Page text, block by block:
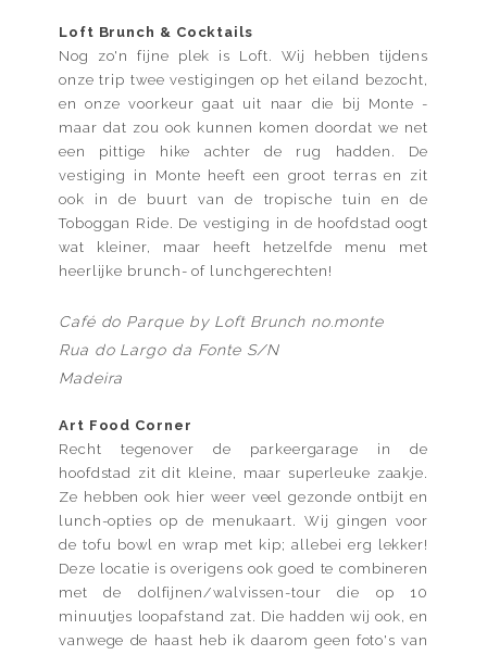
Loft Brunch & Cocktails
Nog zo'n fijne plek is Loft. Wij hebben tijdens
onze trip twee vestigingen op het eiland bezocht,
en onze voorkeur gaat uit naar die bij Monte -
maar dat zou ook kunnen komen doordat we net
een pittige hike achter de rug hadden. De
vestiging in Monte heeft een groot terras en zit
ook in de buurt van de tropische tuin en de
Toboggan Ride. De vestiging in de hoofdstad oogt
wat kleiner, maar heeft hetzelfde menu met
heerlijke brunch- of lunchgerechten!
Café do Parque by Loft Brunch no.monte
Rua do Largo da Fonte S/N
Madeira
Art Food Corner
Recht tegenover de parkeergarage in de
hoofdstad zit dit kleine, maar superleuke zaakje.
Ze hebben ook hier weer veel gezonde ontbijt en
lunch-opties op de menukaart. Wij gingen voor
de tofu bowl en wrap met kip; allebei erg lekker!
Deze locatie is overigens ook goed te combineren
met de dolfijnen/walvissen-tour die op 10
minuutjes loopafstand zat. Die hadden wij ook, en
vanwege de haast heb ik daarom geen foto's van